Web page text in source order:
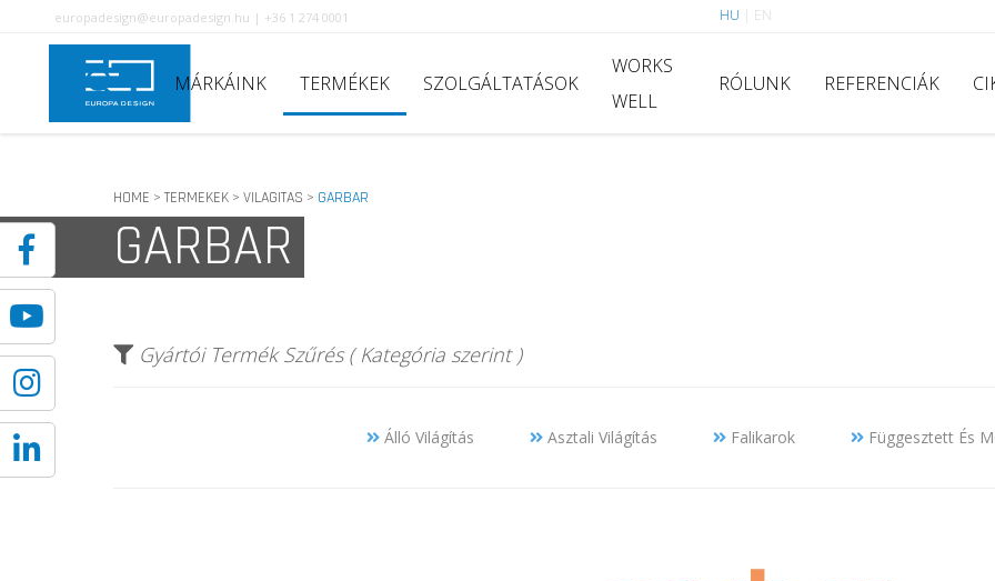
europadesign@europadesign.hu | +36 1 274 0001 HU EN
MÁRKÁINK TERMÉKEK SZOLGÁLTATÁSOK
WORKS
WELL
RÓLUNK REFERENCIÁK
HOME > TERMEKEK > VILAGITAS > GARBAR
GARBAR
Gyártói Termék Szűrés ( Kategória szerint )
Álló Világítás Asztali Világítás Falikarok Függesztett És